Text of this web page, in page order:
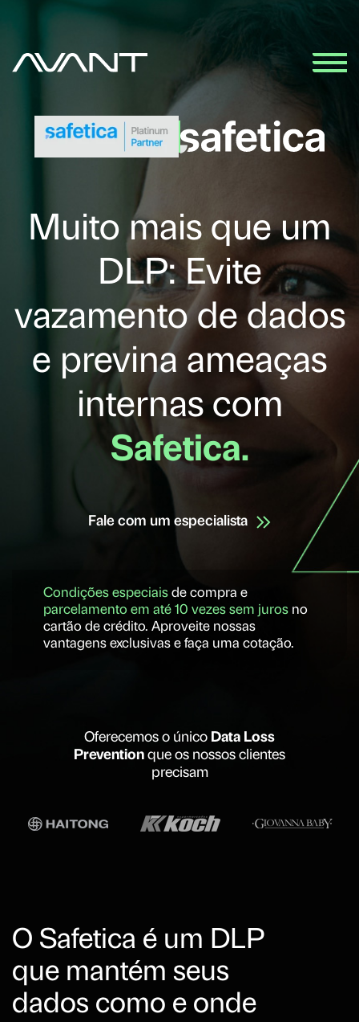
Muito mais que um
DLP: Evite
vazamento de dados
e previna ameaças
internas com
Safetica.
Fale com um especialista
Condições especiais de compra e
parcelamento em até 10 vezes sem juros no
cartão de crédito. Aproveite nossas
vantagens exclusivas e faça uma cotação.
Oferecemos o único Data Loss
Prevention que os nossos clientes
precisam
O Safetica é um DLP
que mantém seus
dados como e onde